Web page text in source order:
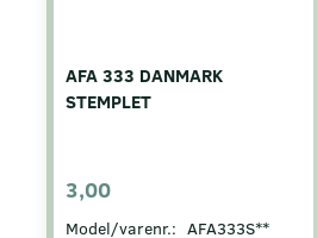
AFA 333 DANMARK
STEMPLET
3,00
Model/varenr.: AFA333S**